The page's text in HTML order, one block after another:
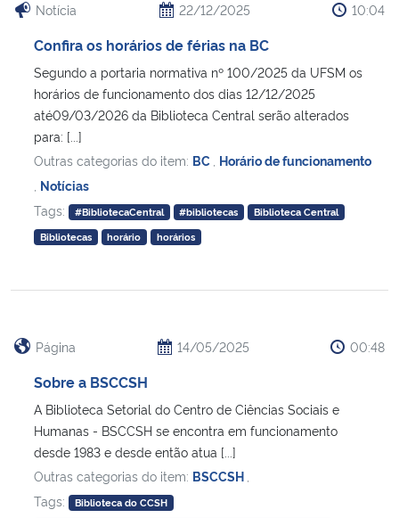
Notícia 22/12/2025 10:04
Confira os horários de férias na BC
Segundo a portaria normativa nº 100/2025 da UFSM os
horários de funcionamento dos dias 12/12/2025
até09/03/2026 da Biblioteca Central serão alterados
para: [...]
Outras categorias do item: BC Horário de funcionamento
Notícias
Tags:
#BibliotecaCentral #bibliotecas
Biblioteca Central
Bibliotecas
horário horários
Página 14/05/2025 00:48
Sobre a BSCCSH
A Biblioteca Setorial do Centro de Ciências Sociais e
Humanas - BSCCSH se encontra em funcionamento
desde 1983 e desde então atua [...]
Outras categorias do item: BSCCSH
Tags:
Biblioteca do CCSH